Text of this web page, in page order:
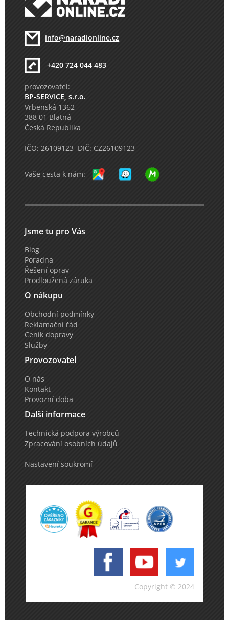
info@naradionline.cz
+420 724 044 483
provozovatel:
BP-SERVICE, s.r.o.
Vrbenská 1362
388 01 Blatná
Česká Republika
IČO: 26109123 DIČ: CZ26109123
Vaše cesta k nám:
Jsme tu pro Vás
Blog
Poradna
Řešení oprav
Prodloužená záruka
O nákupu
Obchodní podmínky
Reklamační řád
Ceník dopravy
Služby
Provozovatel
O nás
Kontakt
Provozní doba
Další informace
Technická podpora výrobců
Zpracování osobních údajů
Nastavení soukromí
Copyright © 2024